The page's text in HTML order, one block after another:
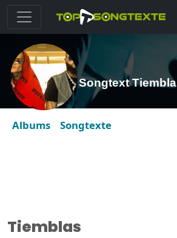
Songtext
Albums Songtexte
Tiemblas